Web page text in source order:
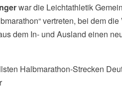
war die Leichtathletik
vertreten, bei dem
dem In- und Ausland einen
Halbmarathon-Strecken